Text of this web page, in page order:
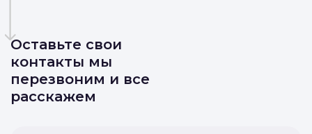
Оставьте свои
контакты мы
перезвоним и все
расскажем